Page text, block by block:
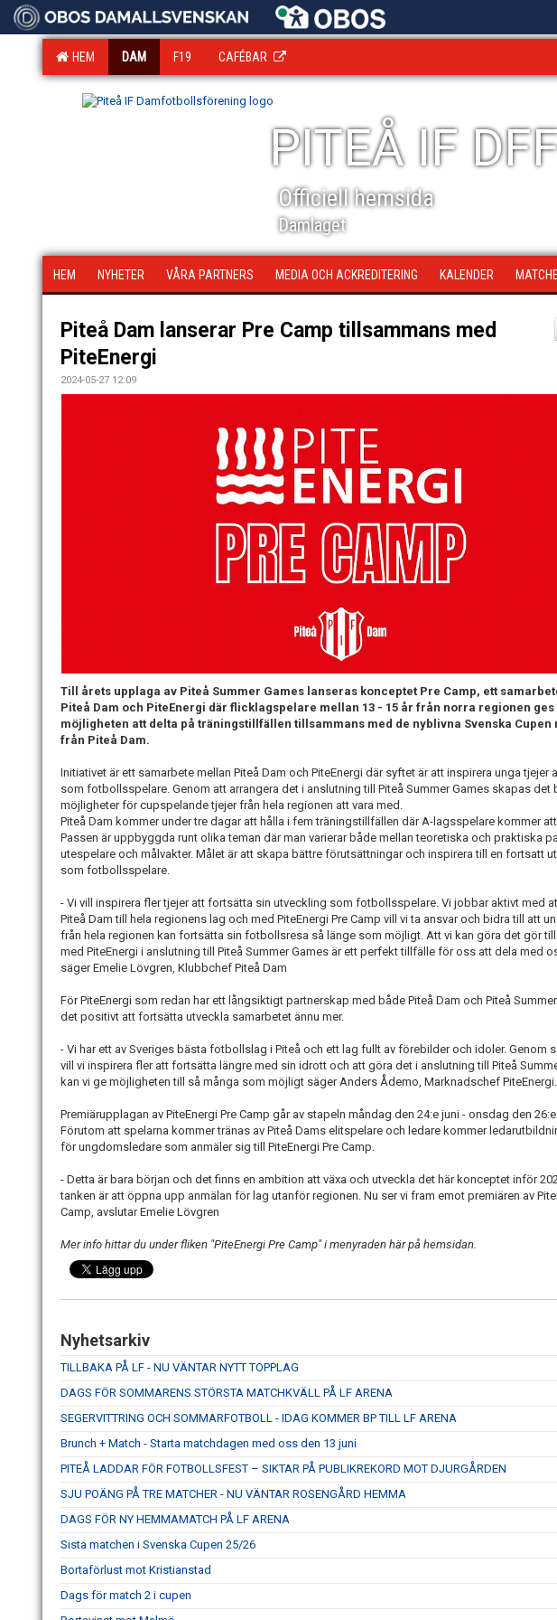
HEM DAM F19 CAFÉBAR
PITEÅ IF
Officiell hemsida
Damlaget
HEM NYHETER VÅRA PARTNERS MEDIA OCH ACKREDITERING KALENDER
Piteå Dam lanserar Pre Camp tillsammans med
PiteEnergi
2024-05-27 12:09
Till årets upplaga av Piteå Summer Games lanseras konceptet Pre Camp, ett
Piteå Dam och PiteEnergi där flicklagspelare mellan 13 - 15 år från norra regionen ges
möjligheten att delta på träningstillfällen tillsammans med de nyblivna Svenska Cupen
från Piteå Dam.
Initiativet är ett samarbete mellan Piteå Dam och PiteEnergi där syftet är att inspirera unga tjejer
som fotbollsspelare. Genom att arrangera det i anslutning till Piteå Summer Games skapas det
möjligheter för cupspelande tjejer från hela regionen att vara med.
Piteå Dam kommer under tre dagar att hålla i fem träningstillfällen där A-lagsspelare kommer att
Passen är uppbyggda runt olika teman där man varierar både mellan teoretiska och praktiska
utespelare och målvakter. Målet är att skapa bättre förutsättningar och inspirera till en fortsatt
som fotbollsspelare.
- Vi vill inspirera fler tjejer att fortsätta sin utveckling som fotbollsspelare. Vi jobbar aktivt med
Piteå Dam till hela regionens lag och med PiteEnergi Pre Camp vill vi ta ansvar och bidra till att
från hela regionen kan fortsätta sin fotbollsresa så länge som möjligt. Att vi kan göra det gör
med PiteEnergi i anslutning till Piteå Summer Games är ett perfekt tillfälle för oss att dela med
säger Emelie Lövgren, Klubbchef Piteå Dam
För PiteEnergi som redan har ett långsiktigt partnerskap med både Piteå Dam och Piteå
det positivt att fortsätta utveckla samarbetet ännu mer.
- Vi har ett av Sveriges bästa fotbollslag i Piteå och ett lag fullt av förebilder och idoler. Genom
vill vi inspirera fler att fortsätta längre med sin idrott och att göra det i anslutning till Piteå
kan vi ge möjligheten till så många som möjligt säger Anders Ådemo, Marknadschef PiteEnergi.
Premiärupplagan av PiteEnergi Pre Camp går av stapeln måndag den 24:e juni - onsdag den 26:e
Förutom att spelarna kommer tränas av Piteå Dams elitspelare och ledare kommer
för ungdomsledare som anmäler sig till PiteEnergi Pre Camp.
- Detta är bara början och det finns en ambition att växa och utveckla det här konceptet inför
tanken är att öppna upp anmälan för lag utanför regionen. Nu ser vi fram emot premiären av
Camp, avslutar Emelie Lövgren
Mer info hittar du under fliken "PiteEnergi Pre Camp" i menyraden här på hemsidan.
Nyhetsarkiv
TILLBAKA PÅ LF - NU VÄNTAR NYTT TOPPLAG
DAGS FÖR SOMMARENS STÖRSTA MATCHKVÄLL PÅ LF ARENA
SEGERVITTRING OCH SOMMARFOTBOLL - IDAG KOMMER BP TILL LF ARENA
Brunch + Match - Starta matchdagen med oss den 13 juni
PITEÅ LADDAR FÖR FOTBOLLSFEST – SIKTAR PÅ PUBLIKREKORD MOT DJURGÅRDEN
SJU POÄNG PÅ TRE MATCHER - NU VÄNTAR ROSENGÅRD HEMMA
DAGS FÖR NY HEMMAMATCH PÅ LF ARENA
Sista matchen i Svenska Cupen 25/26
Bortaförlust mot Kristianstad
Dags för match 2 i cupen